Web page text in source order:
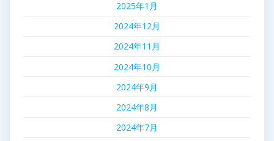
2025年1月
2024年12月
2024年11月
2024年10月
2024年9月
2024年8月
2024年7月